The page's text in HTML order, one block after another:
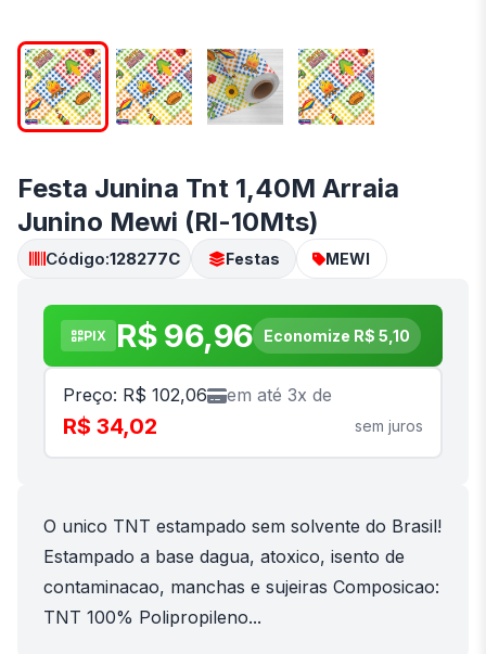
Festa Junina Tnt 1,40M Arraia
Junino Mewi (Rl-10Mts)
Código:128277C Festas MEWI
PIX R$ 96,96 Economize R$ 5,10
Preço: R$ 102,06 em até 3x de
R$ 34,02 sem juros
O unico TNT estampado sem solvente do Brasil!
Estampado a base dagua, atoxico, isento de
contaminacao, manchas e sujeiras Composicao:
TNT 100% Polipropileno...